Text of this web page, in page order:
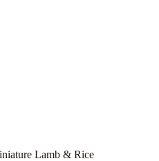
Lamb & Rice